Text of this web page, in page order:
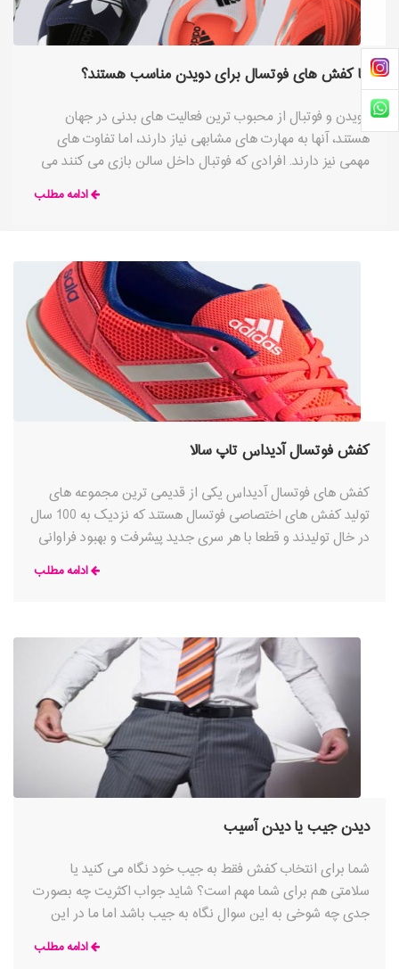
آیا کفش های فوتسال برای دویدن مناسب هستند؟
دویدن و فوتبال از محبوب ترین فعالیت های بدنی در جهان
هستند، آنها به مهارت های مشابهی نیاز دارند، اما تفاوت های
مهمی نیز دارند. افرادی که فوتبال داخل سالن بازی می کنند می
دانند که کفش های فوتسال در حین بازی چقدر راحت هستند،
این باعث می شود که آنها فکر کنند که خرید کفش های فوتسال
ادامه مطلب
کفش فوتسال آدیداس تاپ سالا
کفش های فوتسال آدیداس یکی از قدیمی ترین مجموعه های
تولید کفش های اختصاصی فوتسال هستند که نزدیک به 100 سال
در خال تولیدند و قطعا با هر سری جدید پیشرفت و بهبود فراوانی
در آنها حاصل می شود. با پوشیدن کفش های فوتسال آدیداس
می توانید از فعالیت خود به عنوان یک بازیون حرفه ای بدون هیچ
ادامه مطلب
دیدن جیب یا دیدن آسیب
شما برای انتخاب کفش فقط به جیب خود نگاه می کنید یا
سلامتی هم برای شما مهم است؟ شاید جواب اکثریت چه بصورت
جدی چه شوخی به این سوال نگاه به جیب باشد اما ما در این
مقاله سعی کردیم که نگاه شما رو در ارتباط با پاسخ به این سوال
ادامه مطلب